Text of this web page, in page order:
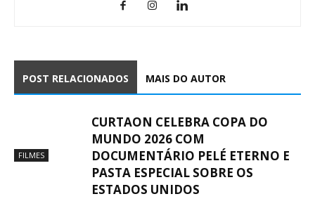
POST RELACIONADOS MAIS DO AUTOR
FILMES
CURTAON CELEBRA COPA DO
MUNDO 2026 COM
DOCUMENTÁRIO PELÉ ETERNO E
PASTA ESPECIAL SOBRE OS
ESTADOS UNIDOS